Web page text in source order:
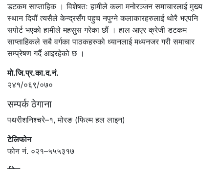
डटकम साप्ताहिक । विशेषतः हामीले कला मनोरञ्जन समाचारलाई मुख्य
स्थान दियौं त्यसैले केन्द्रसँग पहुच नपुग्ने कलाकारहरुलाई थोरै भएपनि
सपोर्ट भएको हामीले महसुस गरेका छौं । हाल आएर क्रेजी डटकम
साप्ताहिकले सबै वर्गका पाठकहरुको ध्यानलाई मध्यनजर गरी समाचार
सम्प्रेषण गर्दै आइरहेको छ ।
मो.जि.प्र.का.द.नं.
२४१/०६९/०७०
सम्पर्क ठेगाना
पथरीशनिश्चरे–१, मोरङ (फिल्म हल लाइन)
टेलिफोन
फोन नं. ०२१–५५५३१७